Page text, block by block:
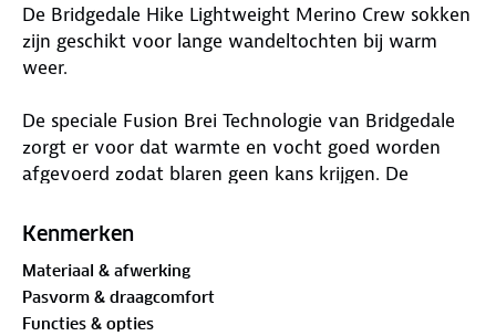
De Bridgedale Hike Lightweight Merino Crew sokken
zijn geschikt voor lange wandeltochten bij warm
weer.
De speciale Fusion Brei Technologie van Bridgedale
zorgt er voor dat warmte en vocht goed worden
afgevoerd zodat blaren geen kans krijgen. De
minimum worden beperkt.
De sokken hebben een gemiddelde demping zodat
ze ook bij oneffen terrein, bv in de bergen, zeer
Kenmerken
Materiaal & afwerking
Pasvorm & draagcomfort
Functies & opties